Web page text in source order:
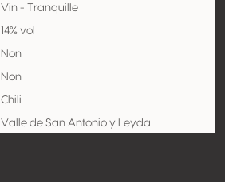
Vin - Tranquille
14% vol
Non
Non
Chili
Valle de San Antonio y Leyda